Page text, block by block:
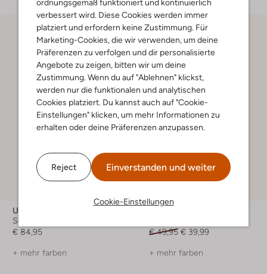
ordnungsgemäß funktioniert und kontinuierlich
verbessert wird. Diese Cookies werden immer
platziert und erfordern keine Zustimmung. Für
Marketing-Cookies, die wir verwenden, um deine
Präferenzen zu verfolgen und dir personalisierte
Angebote zu zeigen, bitten wir um deine
Zustimmung. Wenn du auf "Ablehnen" klickst,
werden nur die funktionalen und analytischen
Cookies platziert. Du kannst auch auf "Cookie-
Einstellungen" klicken, um mehr Informationen zu
erhalten oder deine Präferenzen anzupassen.
Reject Einverstanden und weiter
Cookie-Einstellungen
Ugg
Schal
€ 84,95
+ mehr farben
€ 49,95 € 39,99
+ mehr farben